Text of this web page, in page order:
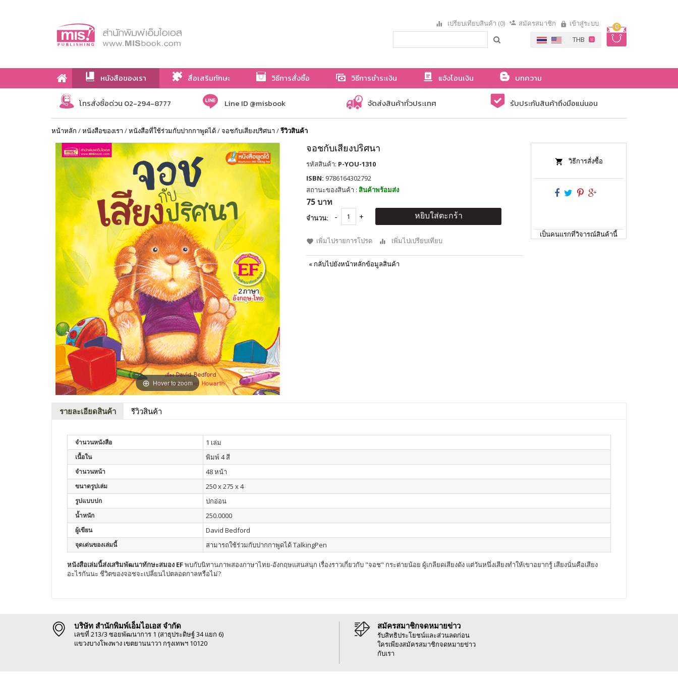
0
เปรียบเทียบสินค้า (0) สมัครสมาชิก เข้าสู่ระบบ
หนังสือของเรา สื่อเสริมทักษะ วิธีการสั่งซื้อ วิธีการชำระเงิน แจ้งโอนเงิน
บทความ
เกี่ยวกับเรา
โทรสั่งซื้อด่วน 02-294-8777 Line ID @misbook จัดส่งสินค้าทั่วประเทศ รับประกันสินค้าถึงมือแน่นอน
หน้าหลัก /หนังสือของเรา /หนังสือที่ใช้ร่วมกับปากกาพูดได้/จอชกับเสียงปริศนา /รีวิวสินค้า
Hover to zoom
จอชกับเสียงปริศนา
รหัสสินค้า: P-YOU-1310
ISBN: 9786164302792
สถานะของสินค้า : สินค้าพร้อมส่ง
75 บาท
จำนวน: หยิบใส่ตะกร้า
เพิ่มไปรายการโปรด เพิ่มไปเปรียบเทียบ
« กลับไปยังหน้าหลักข้อมูลสินค้า
วิธีการสั่งซื้อ
เป็นคนแรกที่วิจารณ์สินค้านี้
รายละเอียดสินค้า รีวิวสินค้า
จำนวนหนังสือ 1 เล่ม
เนื้อใน พิมพ์ 4 สี
จำนวนหน้า 48 หน้า
ขนาดรูปเล่ม 250 x 275 x 4
รูปแบบปก ปกอ่อน
น้ำหนัก 250.0000
ผู้เขียน David Bedford
จุดเด่นของเล่มนี้ สามารถใช้ร่วมกับปากกาพูดได้ TalkingPen
หนังสือเล่มนี้ส่งเสริมพัฒนาทักษะสมอง EFพบกับนิทานภาพสองภาษาไทย-อังกฤษแสนสนุก เรื่องราวเกี่ยวกับ "จอช" กระต่ายน้อย ผู้เกลียดเสียงดัง แต่วันหนึ่งเสียงทำให้เขาอยากรู้ เสียงนั่นคือเสียง
อะไรกันนะ ชีวิตของจอชจะเปลี่ยนไปตลอดกาลหรือไม่?
บริษัท สำนักพิมพ์เอ็มไอเอส จำกัด
เลขที่ 213/3 ซอยพัฒนาการ 1 (สาธุประดิษฐ์ 34 แยก 6)
แขวงบางโพงพาง เขตยานนาวา กรุงเทพฯ 10120
สมัครสมาชิกจดหมายข่าว
รับสิทธิประโยชน์และส่วนลดก่อน
ใครเพียงสมัครสมาชิกจดหมายข่าว
กับเรา